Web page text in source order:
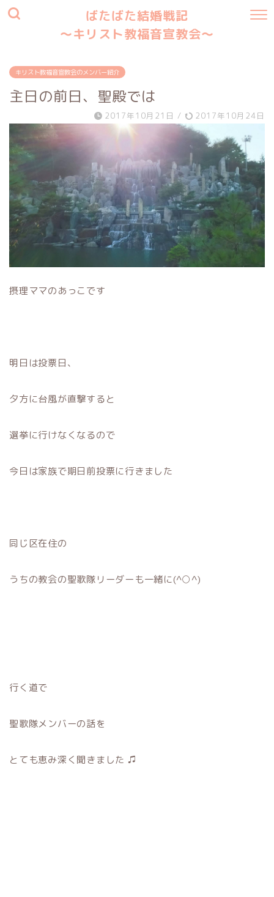
ばたばた結婚戦記
〜キリスト教福音宣教会〜
キリスト教福音宣教会のメンバー紹介
主日の前日、聖殿では
2017年10月21日 / 2017年10月24日
摂理ママのあっこです
明日は投票日、
夕方に台風が直撃すると
選挙に行けなくなるので
今日は家族で期日前投票に行きました
同じ区在住の
うちの教会の聖歌隊リーダーも一緒に(^○^)
行く道で
聖歌隊メンバーの話を
とても恵み深く聞きました ♫